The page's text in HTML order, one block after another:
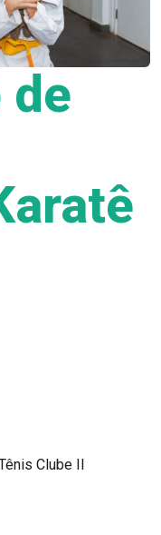
de
Clube II